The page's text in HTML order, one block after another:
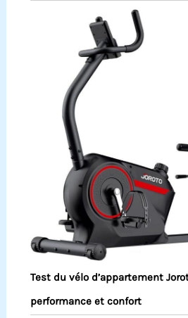
Test du vélo d’appartement
performance et confort